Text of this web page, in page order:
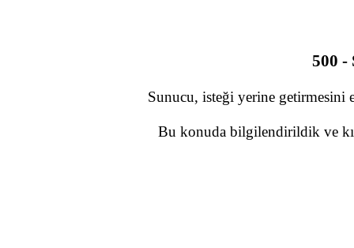
500 -
Sunucu, isteği yerine getirmesini
Bu konuda bilgilendirildik ve